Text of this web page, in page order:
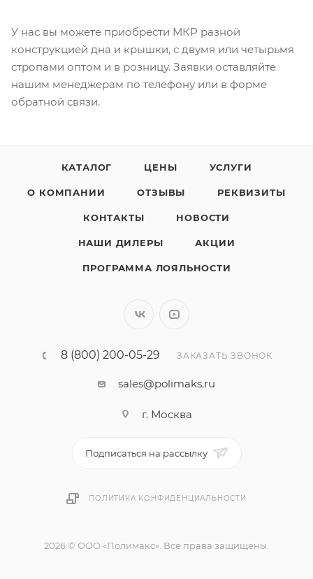
У нас вы можете приобрести МКР разной
конструкцией дна и крышки, с двумя или четырьмя
стропами оптом и в розницу. Заявки оставляйте
нашим менеджерам по телефону или в форме
обратной связи.
КАТАЛОГ ЦЕНЫ УСЛУГИ
О КОМПАНИИ ОТЗЫВЫ РЕКВИЗИТЫ
КОНТАКТЫ НОВОСТИ
НАШИ ДИЛЕРЫ АКЦИИ
ПРОГРАММА ЛОЯЛЬНОСТИ
8 (800) 200-05-29 ЗАКАЗАТЬ ЗВОНОК
sales@polimaks.ru
г. Москва
Подписаться на рассылку
ПОЛИТИКА КОНФИДЕНЦИАЛЬНОСТИ
2026 © ООО «Полимакс». Все права защищены.